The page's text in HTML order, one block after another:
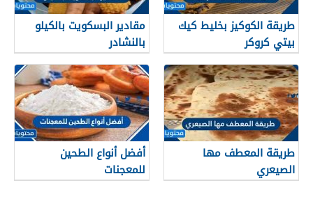
طريقة الكوكيز بخليط كيك
بيتي كروكر
مقادير البسكويت بالكيلو
بالنشادر
طريقة المعطف مها
الصيعري
أفضل أنواع الطحين
للمعجنات